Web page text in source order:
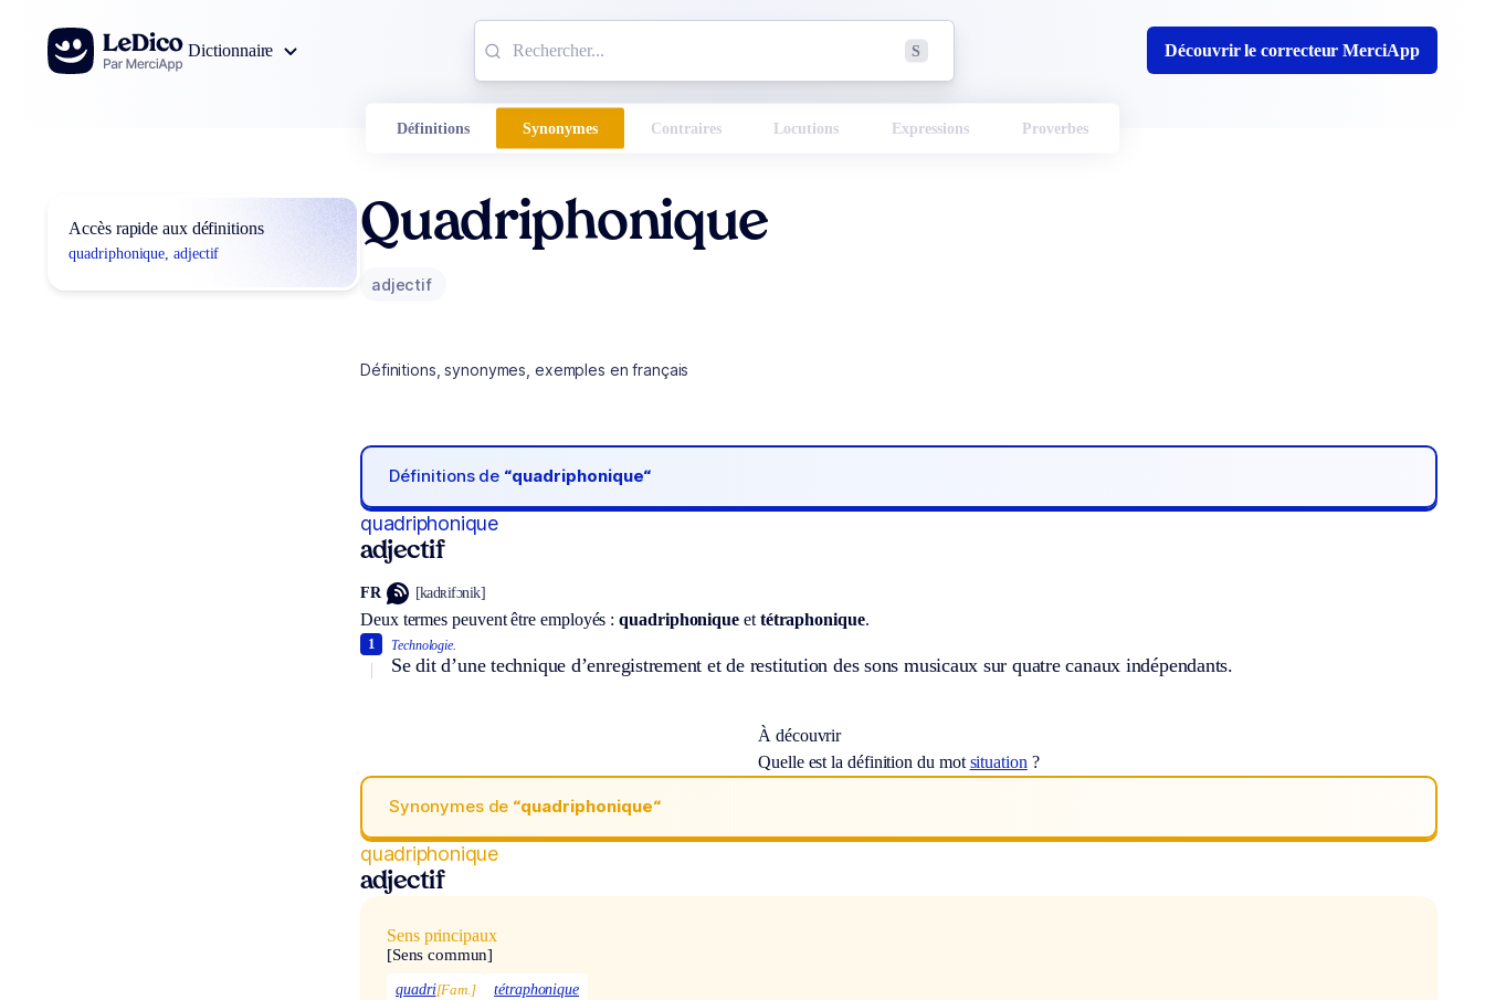
Aller au contenu
Dictionnaire
S Découvrir le correcteur MerciApp
Définitions Synonymes Contraires Locutions Expressions Proverbes
Accès rapide aux définitions
quadriphonique, adjectif
Quadriphonique
adjectif
Définitions, synonymes, exemples en français
Définitions de “quadriphonique“
quadriphonique
adjectif
FR [kadʀifɔnik]
Deux termes peuvent être employés :quadriphonique et tétraphonique.
Technologie.
Se dit d’une technique d’enregistrement et de restitution des sons musicaux sur quatre canaux indépendants.
1
À découvrir
Quelle est la définition du mot situation ?
Synonymes de “quadriphonique“
quadriphonique
adjectif
Sens principaux
[Sens commun]
quadri[Fam.] tétraphonique